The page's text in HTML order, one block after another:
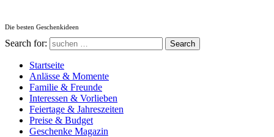
Die besten Geschenkideen
Search for: Search
Startseite
Anlässe & Momente
Familie & Freunde
Interessen & Vorlieben
Feiertage & Jahreszeiten
Preise & Budget
Geschenke Magazin